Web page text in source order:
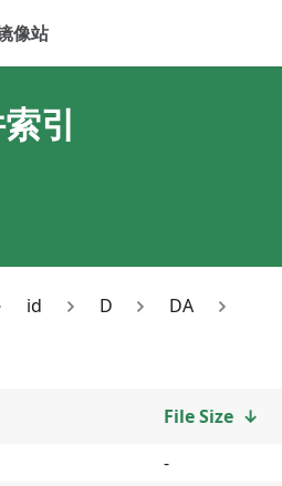
像站
引
id D
DA
File Size ↓
-